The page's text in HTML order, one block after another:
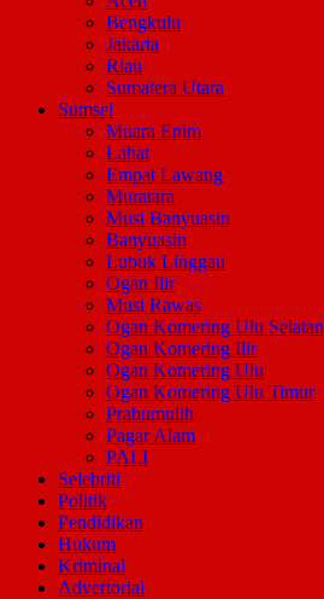
Bengkulu
Jakarta
Riau
Sumatera Utara
Sumsel
Muara Enim
Lahat
Empat Lawang
Muratara
Musi Banyuasin
Banyuasin
Lubuk Linggau
Ogan Ilir
Musi Rawas
Ogan Komering Ulu Selatan
Ogan Komering Ilir
Ogan Komering Ulu
Ogan Komering Ulu Timur
Prabumulih
Pagar Alam
PALI
Selebriti
Politik
Pendidikan
Hukum
Kriminal
Advertorial